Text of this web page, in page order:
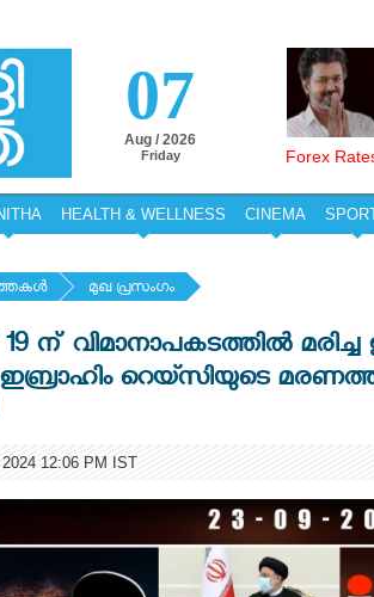
07
Aug / 2026
Friday Forex
inr●1 aud
HEALTH & WELLNESS CINEMA
മുഖ പ്രസംഗം
ന് വിമാനാപകടത്തില്‍
റെയ്സിയുടെ
12:06 PM IST